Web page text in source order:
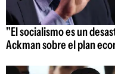
"El socialismo es un
Ackman sobre el plan